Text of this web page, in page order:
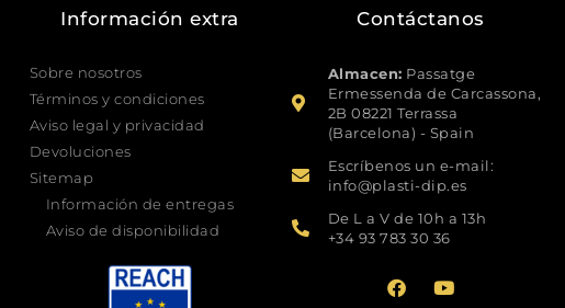
Información extra
Sobre nosotros
Términos y condiciones
Aviso legal y privacidad
Devoluciones
Sitemap
Información de entregas
Aviso de disponibilidad
Contáctanos
Almacen: Passatge
Ermessenda de Carcassona,
2B 08221 Terrassa
(Barcelona) - Spain
Escríbenos un e-mail:
info@plasti-dip.es​
De L a V de 10h a 13h
+34 93 783 30 36​
F
a
Y
o